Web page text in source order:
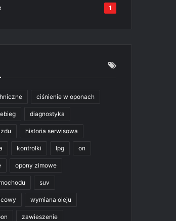
1
ciśnienie w oponach
diagnostyka
historia serwisowa
kontrolki lpg on
opony zimowe
suv
wymiana oleju
zawieszenie